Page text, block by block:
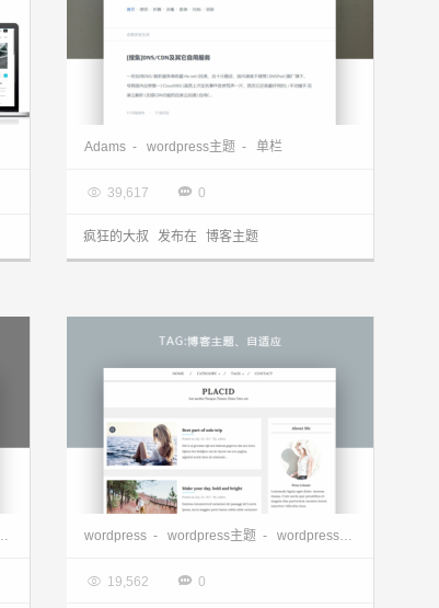
Adams - wordpress主题 - 单栏
 39,617  0
疯狂的大叔 发布在 博客主题
wordpress博客主题—Placid 1.0.0
wordpress - wordpress主题 - wordpress主题下载
 19,562  0